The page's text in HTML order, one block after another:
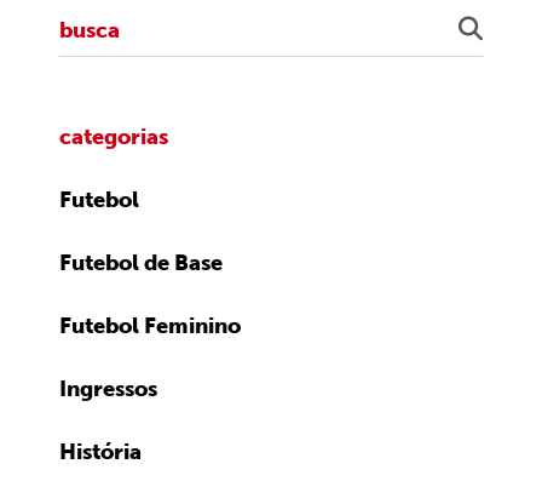
categorias
Futebol
Futebol de Base
Futebol Feminino
Ingressos
História